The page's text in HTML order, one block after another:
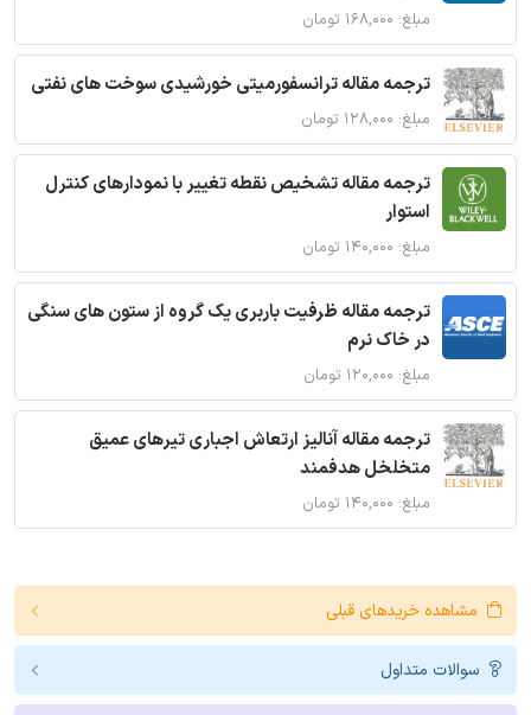
مبلغ: ۱۶۸,۰۰۰ تومان
ترجمه مقاله ترانسفورمیتی خورشیدی سوخت های نفتی
مبلغ: ۱۲۸,۰۰۰ تومان
ترجمه مقاله تشخیص نقطه تغییر با نمودارهای کنترل
استوار
مبلغ: ۱۴۰,۰۰۰ تومان
ترجمه مقاله ظرفیت باربری یک گروه از ستون های سنگی
در خاک نرم
مبلغ: ۱۲۰,۰۰۰ تومان
ترجمه مقاله آنالیز ارتعاش اجباری تیرهای عمیق
متخلخل هدفمند
مبلغ: ۱۴۰,۰۰۰ تومان
مشاهده خریدهای قبلی
سوالات متداول